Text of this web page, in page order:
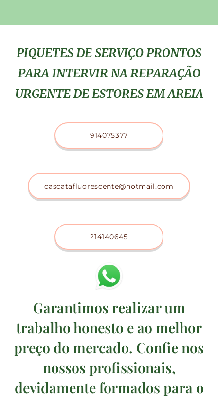
PIQUETES DE SERVIÇO PRONTOS
PARA INTERVIR NA REPARAÇÃO
URGENTE DE ESTORES EM AREIA
914075377
cascatafluorescente@hotmail.com
214140645
Garantimos realizar um
trabalho honesto e ao melhor
preço do mercado. Confie nos
nossos profissionais,
devidamente formados para o